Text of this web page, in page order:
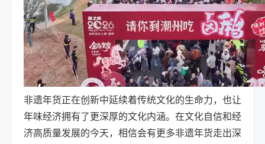
非遗年货正在创新中延续着传统文化的生命力，也让
年味经济拥有了更深厚的文化内涵。在文化自信和经
济高质量发展的今天，相信会有更多非遗年货走出深